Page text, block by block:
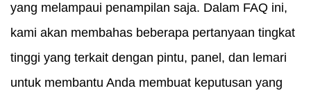
yang melampaui penampilan saja. Dalam FAQ ini,
kami akan membahas beberapa pertanyaan tingkat
tinggi yang terkait dengan pintu, panel, dan lemari
untuk membantu Anda membuat keputusan yang